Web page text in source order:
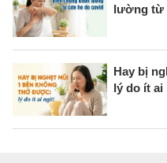
lường từ
Hay bị
lý do ít ai